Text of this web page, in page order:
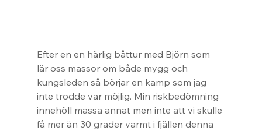
Efter en en härlig båttur med Björn som
lär oss massor om både mygg och
kungsleden så börjar en kamp som jag
inte trodde var möjlig. Min riskbedömning
innehöll massa annat men inte att vi skulle
få mer än 30 grader varmt i fjällen denna